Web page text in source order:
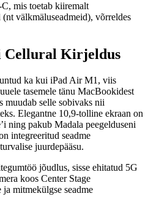
mis toetab kiiremalt
(nt välkmäluseadmeid), võrreldes
Cellural Kirjeldus
ka kui iPad Air M1, viis
tasemele tänu MacBookidest
muudab selle sobivaks nii
Elegantne 10,9-tolline ekraan on
ning pakub Madala peegelduseni
integreeritud seadme
juurdepääsu.
jõudlus, sisse ehitatud 5G
koos Center Stage
mitmekülgse seadme